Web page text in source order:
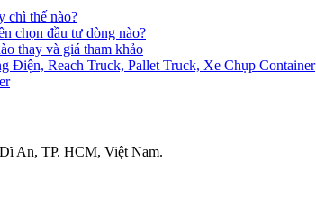
chì thế nào?
chọn đầu tư dòng nào?
thay và giá tham khảo
Điện, Reach Truck, Pallet Truck, Xe Chụp Container
An, TP. HCM, Việt Nam.